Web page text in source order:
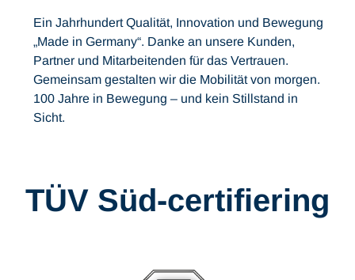
Ein Jahrhundert Qualität, Innovation und Bewegung
„Made in Germany“. Danke an unsere Kunden,
Partner und Mitarbeitenden für das Vertrauen.
Gemeinsam gestalten wir die Mobilität von morgen.
100 Jahre in Bewegung – und kein Stillstand in
Sicht.
TÜV Süd-certifiering